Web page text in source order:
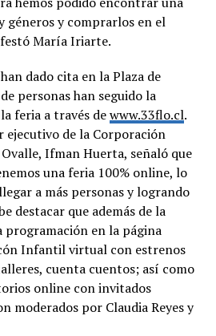
géneros y comprarlos en el
María Iriarte.
dado cita en la Plaza de
personas han seguido la
feria a través dewww.33flo.cl.
de la Corporación
Ifman Huerta, señaló que
una feria 100% online, lo
a más personas y logrando
destacar que además de la
en la página
Infantil virtual con estrenos
cuenta cuentos; así como
online con invitados
moderados por Claudia Reyes y